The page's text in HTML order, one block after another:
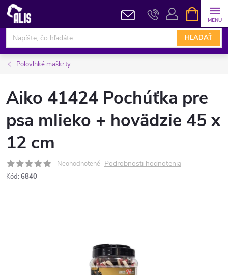
Prejsť
obsah
HĽADAŤ
KOŠÍK
Polovlhké maškrty
Aiko 41424 Pochúťka pre
psa mlieko + hovädzie 45 x
12 cm
Neohodnotené Podrobnosti hodnotenia
Kód: 6840